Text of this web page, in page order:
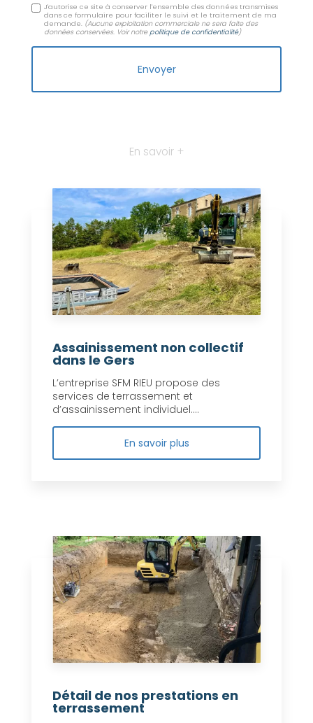
J'autorise ce site à conserver l'ensemble des données transmises
dans ce formulaire pour faciliter le suivi et le traitement de ma
demande. (Aucune exploitation commerciale ne sera faite des
données conservées. Voir notrepolitique de confidentialité)
En savoir +
Assainissement non collectif
dans le Gers
L’entreprise SFM RIEU propose des
services de terrassement et
d’assainissement individuel....
En savoir plus
Détail de nos prestations en
terrassement